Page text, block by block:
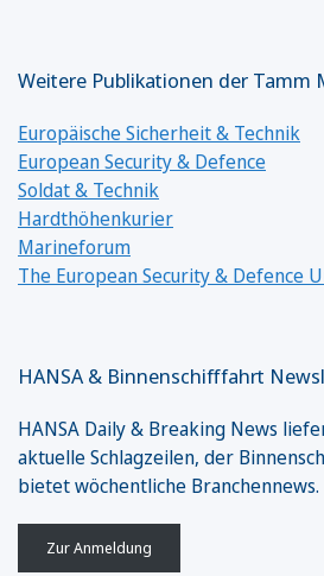
Weitere Publikationen der Tamm
Europäische Sicherheit & Technik
European Security & Defence
Soldat & Technik
Hardthöhenkurier
Marineforum
The European Security & Defence
HANSA & Binnenschifffahrt
HANSA Daily & Breaking News
aktuelle Schlagzeilen, der
bietet wöchentliche Branchennews.
Zur Anmeldung